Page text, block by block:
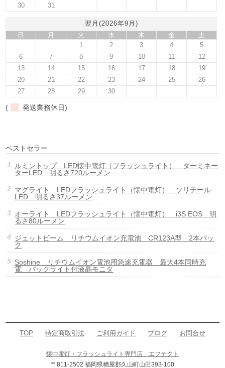
30
31
翌月(2026年9月)
日
月 火 水 木 金
土
1
2 3 4
5
6
7 8 9 10 11
12
13
14 15 16 17 18
19
20
21 22 23 24 25
26
27
28 29 30
( 発送業務休日)
ベストセラー
ルミントップ LED懐中電灯（フラッシュライト） ターミネー
ターLED 明るさ720ルーメン
マグライト LEDフラッシュライト（懐中電灯） ソリテール
LED 明るさ37ルーメン
オーライト LEDフラッシュライト（懐中電灯） i3S EOS 明
るさ80ルーメン
ジェットビーム リチウムイオン充電池 CR123A型 2本パッ
ク
Soshine リチウムイオン電池用急速充電器 最大4本同時充
電 バックライト付液晶モニタ
TOP 特定商取引法 ご利用ガイド ブログ お問合せ
懐中電灯・フラッシュライト専門店 エフテクト
〒811-2502 福岡県糟屋郡久山町山田393-100